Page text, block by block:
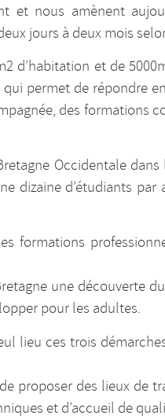
et nous amènent
jours à deux mois
d’habitation et de
permet de répondre
des formations
Occidentale
dizaine d’étudiants par
formations
une découverte
pour les adultes.
lieu ces trois
proposer des lieux de
et d’accueil de